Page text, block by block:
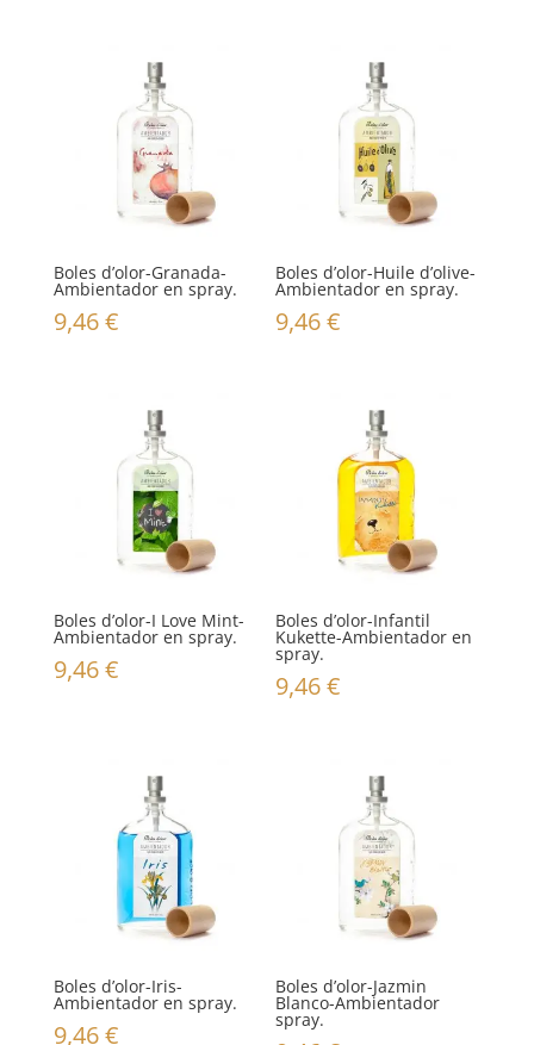
Boles d’olor-Granada-
Ambientador en spray.
9,46€
Boles d’olor-Huile d’olive-
Ambientador en spray.
9,46€
Boles d’olor-I Love Mint-
Ambientador en spray.
9,46€
Boles d’olor-Infantil
Kukette-Ambientador en
spray.
9,46€
Boles d’olor-Iris-
Ambientador en spray.
9,46€
Boles d’olor-Jazmin
Blanco-Ambientador
spray.